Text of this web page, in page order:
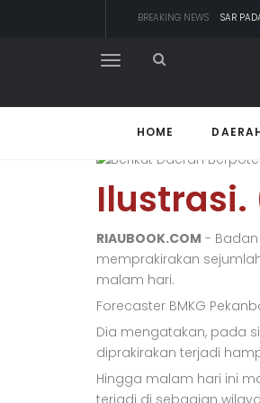
BREAKING NEWS
BUPATI
TIM
HOME
Berikut
Malam
Minggu, 03 Maret 2024 -
Ilustrasi.
RIAUBOOK.COM - Badan
memprakirakan
malam hari.
Forecaster BMKG
Dia mengatakan, pada
diprakirakan terjadi
Hingga malam hari ini
terjadi di sebagian